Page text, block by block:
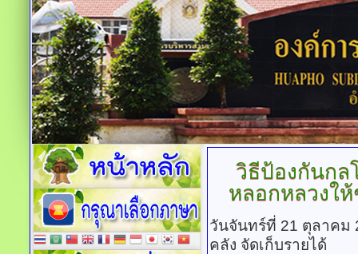
วิธีป้องกันกล
หลอกหลวงใ
วันจันทร์ที่ 21 ตุลาคม
คลัง จัดเก็บรายได้